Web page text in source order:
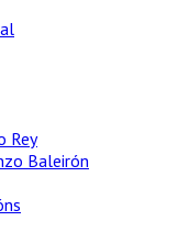
Rey
Baleirón